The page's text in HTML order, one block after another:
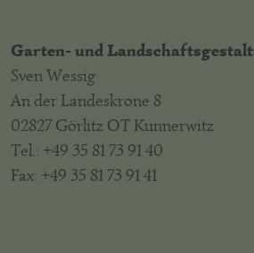
Garten- und
Sven Wessig
An der Landeskrone 8
02827 Görlitz OT Kunnerwitz
Tel.: +49 35 81 73 91 40
Fax: +49 35 81 73 91 41